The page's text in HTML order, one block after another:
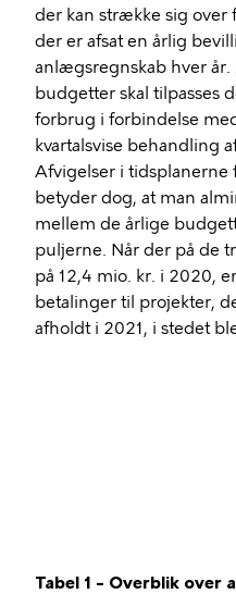
der kan strække sig over
der er afsat en årlig
anlægsregnskab hver
budgetter skal tilpasses
forbrug i forbindelse
kvartalsvise behandling
Afvigelser i tidsplanerne
betyder dog, at man
mellem de årlige
puljerne. Når der på de
på 12,4 mio. kr. i 2020,
betalinger til projekter,
afholdt i 2021, i stedet
Tabel 1 – Overblik